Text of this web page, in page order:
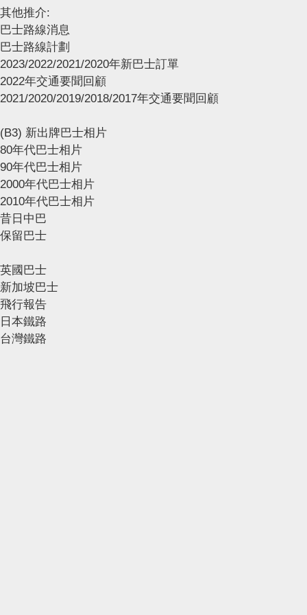
其他推介:
巴士路線消息
巴士路線計劃
2023/2022/2021/2020年新巴士訂單
2022年交通要聞回顧
2021/2020/2019/2018/2017年交通要聞回顧
(B3) 新出牌巴士相片
80年代巴士相片
90年代巴士相片
2000年代巴士相片
2010年代巴士相片
昔日中巴
保留巴士
英國巴士
新加坡巴士
飛行報告
日本鐵路
台灣鐵路